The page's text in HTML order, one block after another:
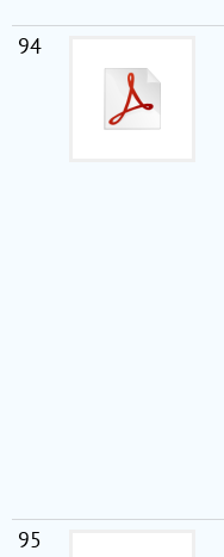
94
95